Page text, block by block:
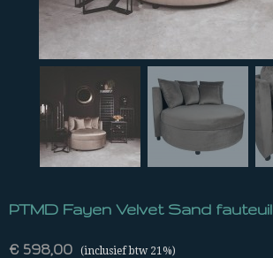
PTMD Fayen Velvet Sand fauteuil
€ 598,00 (inclusief btw 21%)